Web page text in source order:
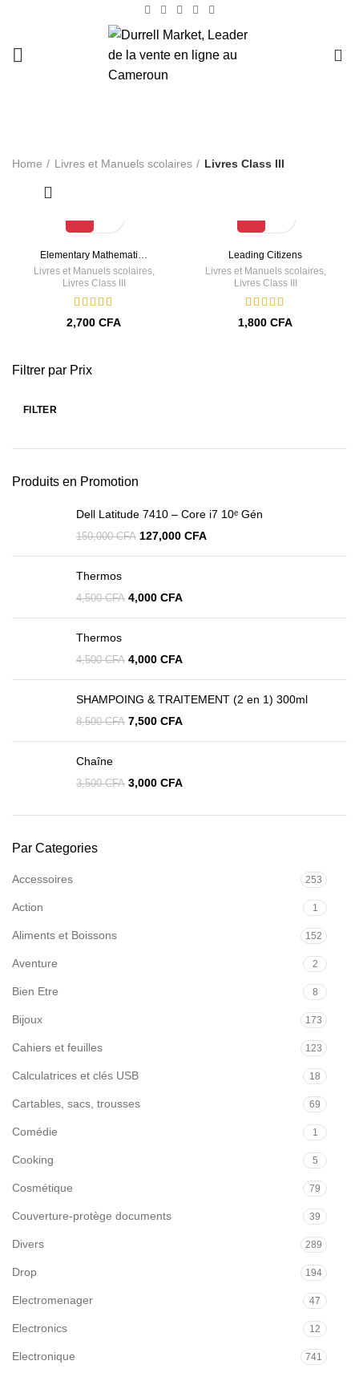
Filtrer par Prix
FILTER
Produits en Promotion
Dell Latitude 7410 – Core i7 10ᵉ Gén
150,000CFA 127,000 CFA
Thermos
4,500CFA 4,000 CFA
Thermos
4,500CFA 4,000 CFA
SHAMPOING & TRAITEMENT (2 en 1) 300ml
8,500CFA 7,500 CFA
Chaîne
3,500CFA 3,000 CFA
Par Categories
Accessoires 253
Action 1
Aliments et Boissons 152
Aventure 2
Bien Etre 8
Bijoux 173
Cahiers et feuilles 123
Calculatrices et clés USB 18
Cartables, sacs, trousses 69
Comédie 1
Cooking 5
Cosmétique 79
Couverture-protège documents 39
Divers 289
Drop 194
Electromenager 47
Electronics 12
Electronique 741
Home Livres et Manuels scolaires Livres Class III
Elementary Mathemati…
Livres et Manuels scolaires,
Livres Class III
2,700 CFA
Leading Citizens
Livres et Manuels scolaires,
Livres Class III
1,800 CFA